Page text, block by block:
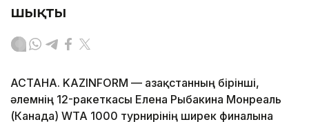
шықты
АСТАНА. KAZINFORM — Қазақстанның бірінші,
әлемнің 12-ракеткасы Елена Рыбакина Монреаль
(Канада) WTA 1000 турнирінің ширек финалына